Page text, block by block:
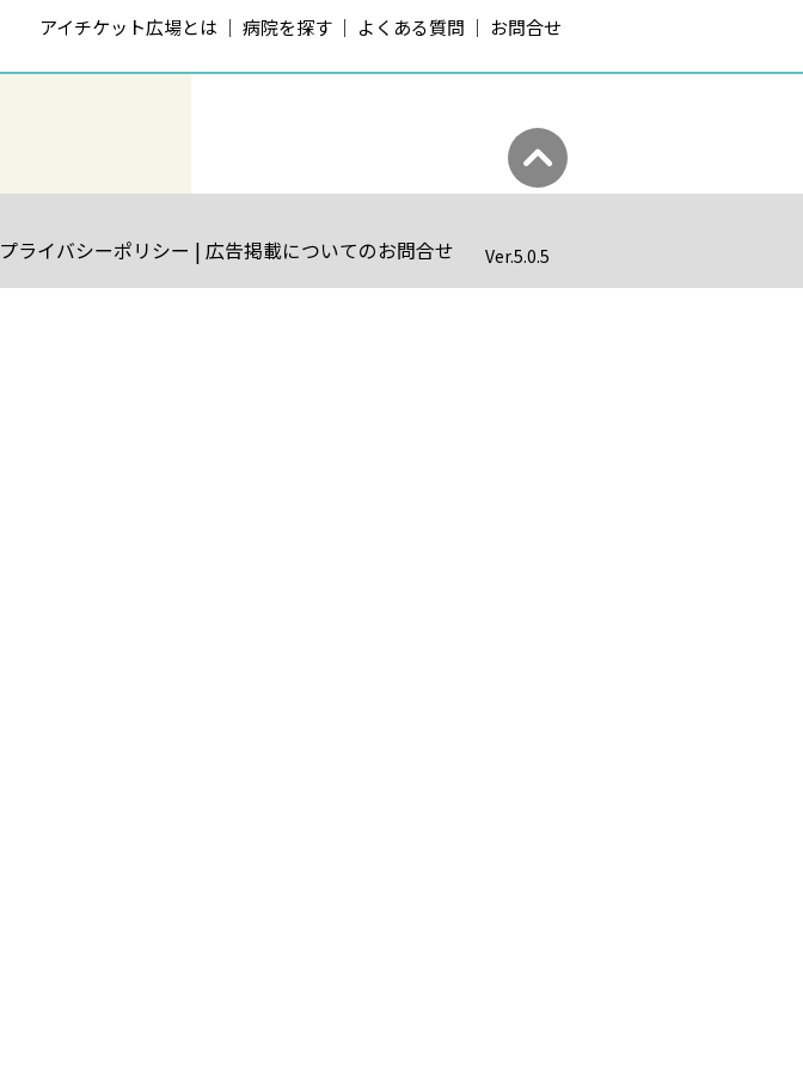
アイチケット広場とは 病院を探す よくある質問 お問合せ
プライバシーポリシー 広告掲載についてのお問合せ Ver.5.0.5